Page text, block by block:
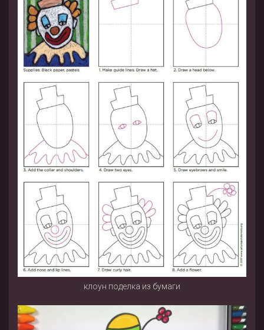
клоун поделка из бумаги